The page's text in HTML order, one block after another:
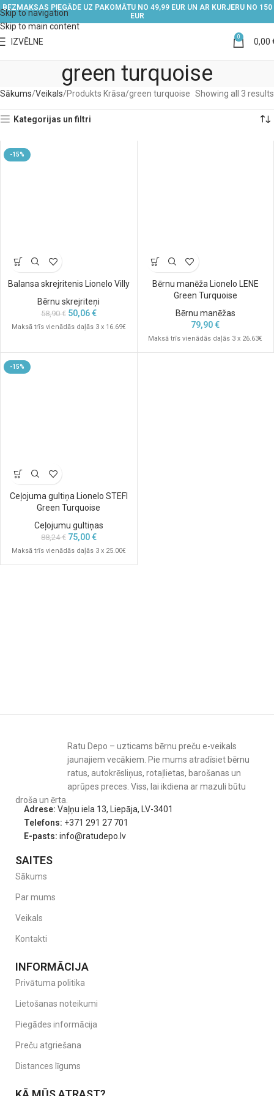
Skip to navigation
Skip to main content
BEZMAKSAS PIEGĀDE UZ PAKOMĀTU NO 49,99 EUR UN AR KURJERU NO 150
EUR
IZVĒLNE 0 0,00
green turquoise
Sākums Veikals Produkts Krāsa green turquoise Showing all 3 results
Kategorijas un filtri
-15%
Balansa skrejritenis Lionelo Villy
Bērnu skrejriteņi
58,90€ 50,06€
Maksā trīs vienādās daļās 3 x 16.69€
Bērnu manēža Lionelo LENE
Green Turquoise
Bērnu manēžas
79,90€
Maksā trīs vienādās daļās 3 x 26.63€
-15%
Ceļojuma gultiņa Lionelo STEFI
Green Turquoise
Ceļojumu gultiņas
88,24€ 75,00€
Maksā trīs vienādās daļās 3 x 25.00€
Ratu Depo – uzticams bērnu preču e-veikals
jaunajiem vecākiem. Pie mums atradīsiet bērnu
ratus, autokrēsliņus, rotaļlietas, barošanas un
aprūpes preces. Viss, lai ikdiena ar mazuli būtu
droša un ērta.
Adrese: Vaļņu iela 13, Liepāja, LV-3401
Telefons: +371 291 27 701
E-pasts: info@ratudepo.lv
SAITES
Sākums
Par mums
Veikals
Kontakti
INFORMĀCIJA
Privātuma politika
Lietošanas noteikumi
Piegādes informācija
Preču atgriešana
Distances līgums